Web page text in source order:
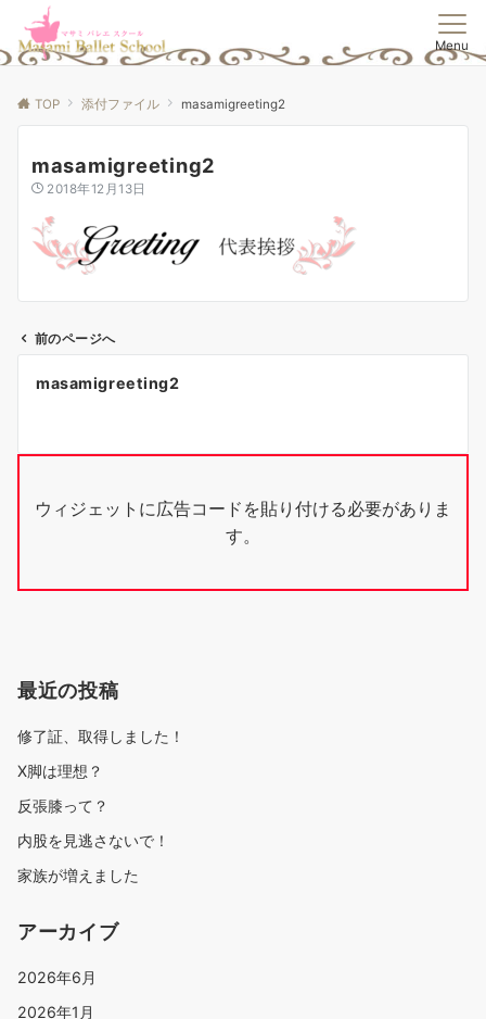
Menu
TOP 添付ファイル masamigreeting2
masamigreeting2
2018年12月13日
ゲ
シ
前のページへ
masamigreeting2
ウィジェットに広告コードを貼り付ける必要がありま
す。
最近の投稿
修了証、取得しました！
X脚は理想？
反張膝って？
内股を見逃さないで！
家族が増えました
アーカイブ
2026年6月
2026年1月